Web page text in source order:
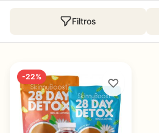
Filtros
-22%